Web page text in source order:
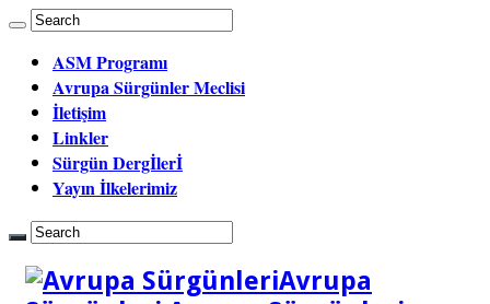
ASM Programı
Avrupa Sürgünler Meclisi
İletişim
Linkler
Sürgün Dergİlerİ
Yayın İlkelerimiz
Avrupa